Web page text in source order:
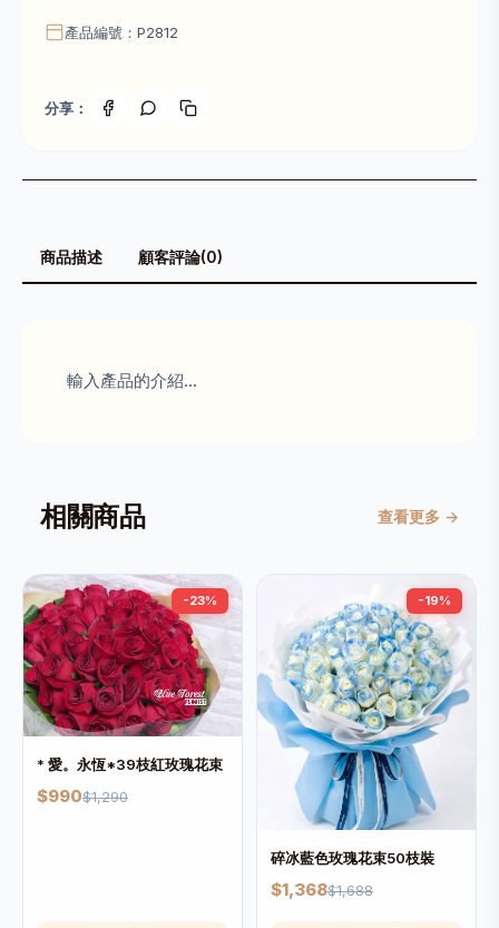
產品編號：P2812
分享：
商品描述 顧客評論(0)
輸入產品的介紹...
相關商品 查看更多 →
-23%
* 愛。永恆*39枝紅玫瑰花束
$990$1,290
-19%
碎冰藍色玫瑰花束50枝裝
$1,368$1,688